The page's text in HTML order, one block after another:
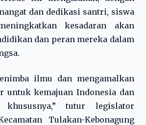
dan dedikasi santri, siswa
kesadaran akan
dan peran mereka dalam
ilmu dan mengamalkan
kemajuan Indonesia dan
khususnya,” tutur legislator
Tulakan-Kebonagung